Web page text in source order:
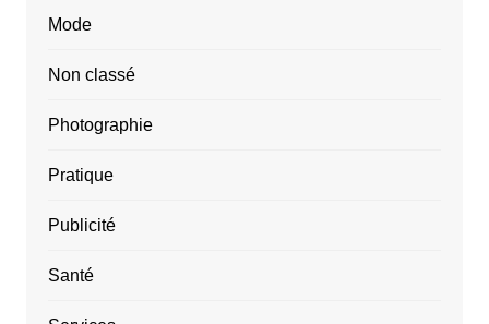
Mode
Non classé
Photographie
Pratique
Publicité
Santé